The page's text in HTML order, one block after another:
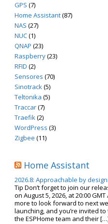
GPS (7)
Home Assistant(87)
NAS (27)
NUC(1)
QNAP (23)
Raspberry(23)
RFID (2)
Sensores (70)
Sinotrack(5)
Teltonika (5)
Traccar(7)
Traefik(2)
WordPress (3)
Zigbee (11)
Home Assistant
2026.8: Approachable by design
Tip Don’t forget to join our
on August 5, 2026, at 20:00 GMT
more to look forward to next
launching, and you’re invited
the ESPHome team and their